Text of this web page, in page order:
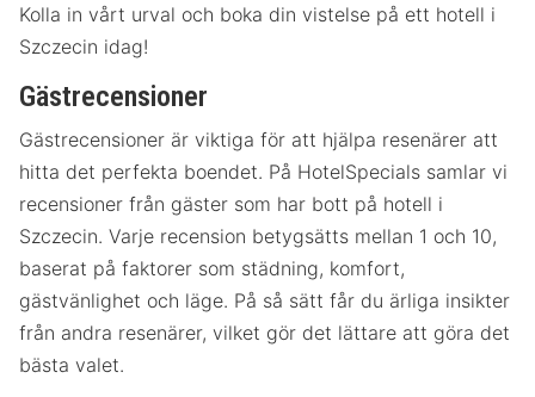
Kolla in vårt urval och boka din vistelse på ett hotell i
Szczecin idag!
Gästrecensioner
Gästrecensioner är viktiga för att hjälpa resenärer att
hitta det perfekta boendet. På HotelSpecials samlar vi
recensioner från gäster som har bott på hotell i
Szczecin. Varje recension betygsätts mellan 1 och 10,
baserat på faktorer som städning, komfort,
gästvänlighet och läge. På så sätt får du ärliga insikter
från andra resenärer, vilket gör det lättare att göra det
bästa valet.